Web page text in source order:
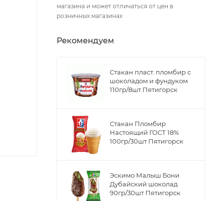
магазина и может отличаться от цен в
розничных магазинах
Рекомендуем
Стакан пласт. пломбир с
шоколадом и фундуком
110гр/8шт Пятигорск
Стакан Пломбир
Настоящий ГОСТ 18%
100гр/30шт Пятигорск
Эскимо Малыш Бони
Дубайский шоколад
90гр/30шт Пятигорск